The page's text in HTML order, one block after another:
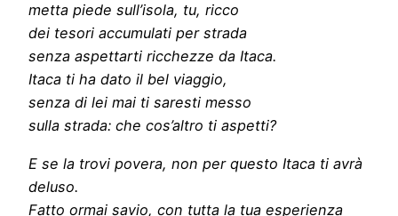
metta piede sull’isola, tu, ricco
dei tesori accumulati per strada
senza aspettarti ricchezze da Itaca.
Itaca ti ha dato il bel viaggio,
senza di lei mai ti saresti messo
sulla strada: che cos’altro ti aspetti?
E se la trovi povera, non per questo Itaca ti avrà
deluso.
Fatto ormai savio, con tutta la tua esperienza